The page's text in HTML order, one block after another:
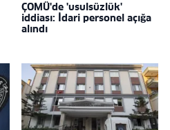
ÇOMÜ'de 'usulsüzlük'
iddiası: İdari personel açığa
alındı